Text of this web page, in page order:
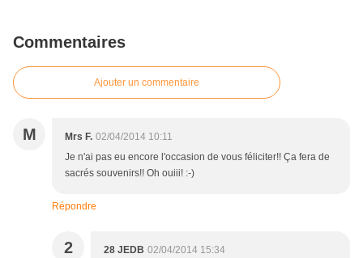
Commentaires
Ajouter un commentaire
M Mrs F. 02/04/2014 10:11
Je n'ai pas eu encore l'occasion de vous féliciter!! Ça fera de
sacrés souvenirs!! Oh ouiii! :-)
Répondre
2 28 JEDB 02/04/2014 15:34